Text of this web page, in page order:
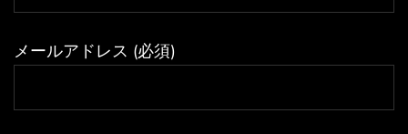
メールアドレス (必須)